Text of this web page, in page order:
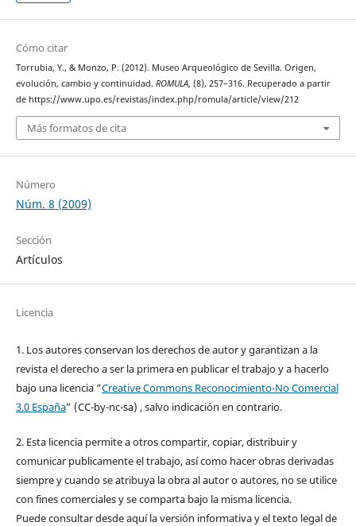
Cómo citar
Torrubia, Y., & Monzo, P. (2012). Museo Arqueológico de Sevilla. Origen,
evolución, cambio y continuidad. ROMULA, (8), 257–316. Recuperado a partir
de https://www.upo.es/revistas/index.php/romula/article/view/212
Más formatos de cita
Número
Núm. 8 (2009)
Sección
Artículos
Licencia
1. Los autores conservan los derechos de autor y garantizan a la
revista el derecho a ser la primera en publicar el trabajo y a hacerlo
bajo una licencia “Creative Commons Reconocimiento-No Comercial
3.0 España” (CC-by-nc-sa) , salvo indicación en contrario.
2. Esta licencia permite a otros compartir, copiar, distribuir y
comunicar publicamente el trabajo, así como hacer obras derivadas
siempre y cuando se atribuya la obra al autor o autores, no se utilice
con fines comerciales y se comparta bajo la misma licencia.
Puede consultar desde aquí la versión informativa y el texto legal de